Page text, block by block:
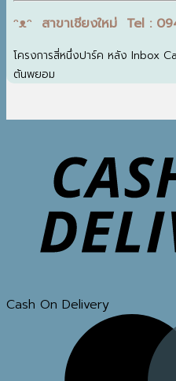
ᵔᴥᵔ สาขาเชียงใหม่ Tel :
โครงการสี่หนึ่งปาร์ค หลัง Inbox
ต้นพยอม
Cash On Delivery